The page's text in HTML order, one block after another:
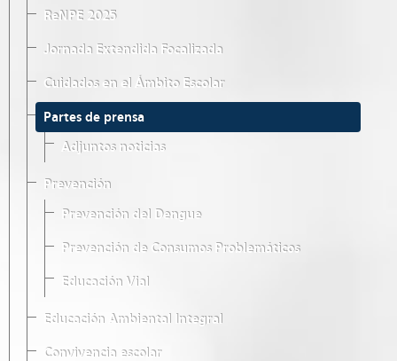
ReNPE 2025
Jornada Extendida Focalizada
Cuidados en el Ámbito Escolar
Partes de prensa
Adjuntos noticias
Prevención
Prevención del Dengue
Prevención de Consumos Problemáticos
Educación Vial
Educación Ambiental Integral
Convivencia escolar